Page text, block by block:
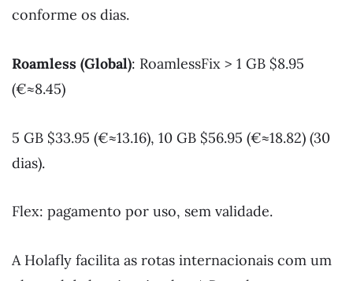
conforme os dias.
Roamless (Global): RoamlessFix > 1 GB $8.95
(€≈8.45)
5 GB $33.95 (€≈13.16), 10 GB $56.95 (€≈18.82) (30
dias).
Flex: pagamento por uso, sem validade.
A Holafly facilita as rotas internacionais com um